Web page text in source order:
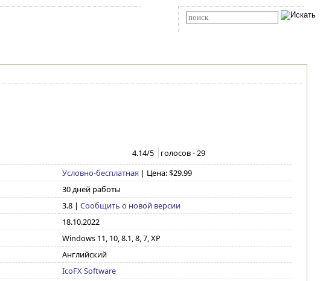
4.14/5 голосов -29
Условно-бесплатная | Цена: $29.99
30 дней работы
3.8| Сообщить о новой версии
18.10.2022
Windows 11, 10, 8.1, 8, 7, XP
Английский
IcoFX Software